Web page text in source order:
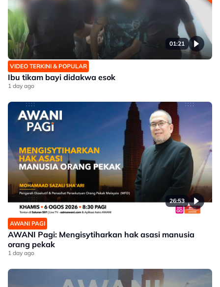
01:21
VIDEO TERKINI & POPULAR
Ibu tikam bayi didakwa esok
1 day ago
26:53
AWANI PAGI
AWANI Pagi: Mengisytiharkan hak asasi manusia
orang pekak
1 day ago